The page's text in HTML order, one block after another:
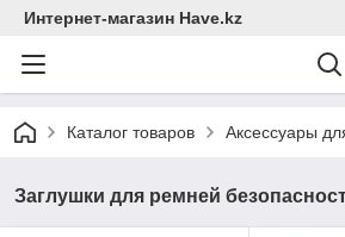
Интернет-магазин Have.kz
Каталог товаров Аксессуары
Заглушки для ремней